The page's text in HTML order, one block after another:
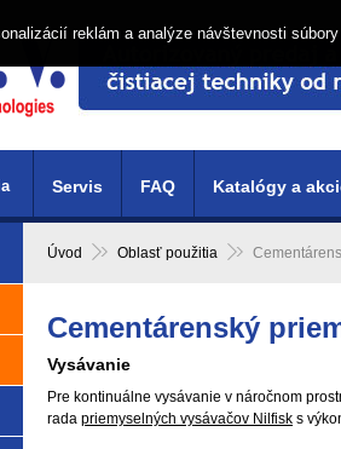
Úvod Oblasť použitia
Cementárenský
Vysávanie
Pre kontinuálne vysávanie v náročnom
rada priemyselných vysávačov Nilfisk s
Servis FAQ Katalógy a
reklám a analýze návštevnosti